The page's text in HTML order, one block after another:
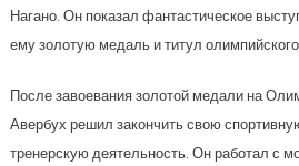
Нагано. Он показал фантастическое
ему золотую медаль и титул
После завоевания золотой медали на
Авербух решил закончить свою
тренерскую деятельность. Он работал с